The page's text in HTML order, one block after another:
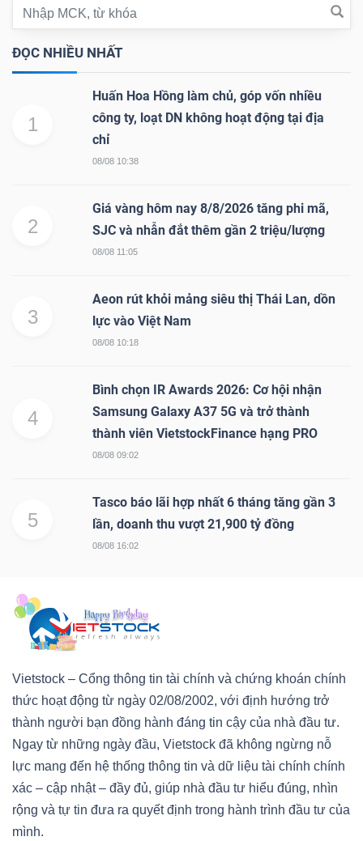
ĐỌC NHIỀU NHẤT
1
Huấn Hoa Hồng làm chủ, góp vốn nhiều
công ty, loạt DN không hoạt động tại địa
chỉ
08/08 10:38
2
Giá vàng hôm nay 8/8/2026 tăng phi mã,
SJC và nhẫn đắt thêm gần 2 triệu/lượng
08/08 11:05
3
Aeon rút khỏi mảng siêu thị Thái Lan, dồn
lực vào Việt Nam
08/08 10:18
4
Bình chọn IR Awards 2026: Cơ hội nhận
Samsung Galaxy A37 5G và trở thành
thành viên VietstockFinance hạng PRO
08/08 09:02
5
Tasco báo lãi hợp nhất 6 tháng tăng gần 3
lần, doanh thu vượt 21,900 tỷ đồng
08/08 16:02
Vietstock – Cổng thông tin tài chính và chứng khoán chính
thức hoạt động từ ngày 02/08/2002, với định hướng trở
thành người bạn đồng hành đáng tin cậy của nhà đầu tư.
Ngay từ những ngày đầu, Vietstock đã không ngừng nỗ
lực mang đến hệ thống thông tin và dữ liệu tài chính chính
xác – cập nhật – đầy đủ, giúp nhà đầu tư hiểu đúng, nhìn
rộng và tự tin đưa ra quyết định trong hành trình đầu tư của
mình.
PHIẾU
ĐẦU
TRUY
VS-
SECTOR
NĂNG
LƯỢNG